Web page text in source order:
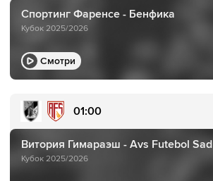
Спортинг Фаренсе - Бенфика
Кубок 2025/2026
Смотри
01:00
Витория Гимараэш - Avs Futebol Sad
Кубок 2025/2026